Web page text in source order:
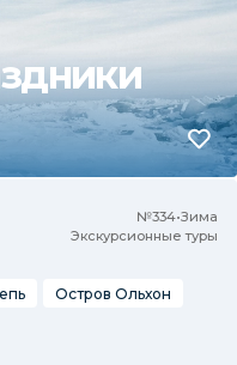
№334•Зима
Экскурсионные туры
Остров Ольхон